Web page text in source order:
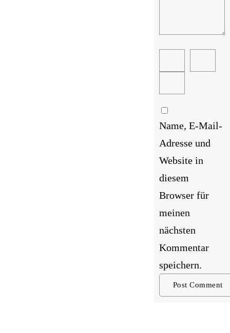
Name, E-Mail-
Adresse und
Website in
diesem
Browser für
meinen
nächsten
Kommentar
speichern.